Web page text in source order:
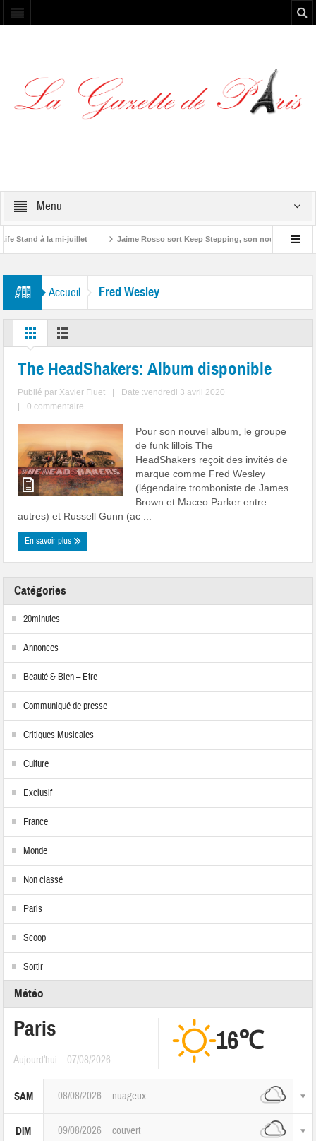
Menu
Stand à la mi-juillet Jaime Rosso sort Keep Stepping, son nouvel EP
Accueil Fred Wesley
The HeadShakers: Album disponible
Publié par Xavier Fluet
Date :vendredi 3 avril 2020
0 commentaire
Pour son nouvel album, le groupe
de funk lillois The
HeadShakers reçoit des invités de
marque comme Fred Wesley
(légendaire tromboniste de James
Brown et Maceo Parker entre
autres) et Russell Gunn (ac ...
En savoir plus
Catégories
20minutes
Annonces
Beauté & Bien – Etre
Communiqué de presse
Critiques Musicales
Culture
Exclusif
France
Monde
Non classé
Paris
Scoop
Sortir
Météo
Paris
Aujourd'hui 07/08/2026
16℃
SAM 08/08/2026 nuageux
DIM 09/08/2026 couvert